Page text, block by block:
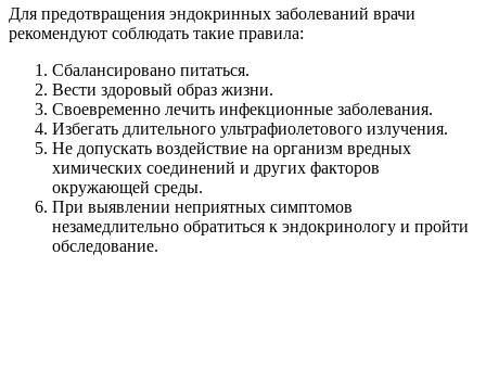
Для предотвращения эндокринных заболеваний врачи
рекомендуют соблюдать такие правила:
Сбалансировано питаться.
Вести здоровый образ жизни.
Своевременно лечить инфекционные заболевания.
Избегать длительного ультрафиолетового излучения.
Не допускать воздействие на организм вредных
химических соединений и других факторов
окружающей среды.
При выявлении неприятных симптомов
незамедлительно обратиться к эндокринологу и пройти
обследование.